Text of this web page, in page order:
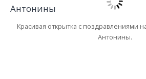
Красивая открытка с поздравлениями
Антонины.